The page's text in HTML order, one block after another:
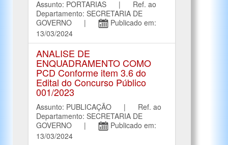
Assunto: PORTARIAS | Ref. ao
Departamento: SECRETARIA DE
GOVERNO |
Publicado em:
13/03/2024
ANALISE DE
ENQUADRAMENTO COMO
PCD Conforme item 3.6 do
Edital do Concurso Público
001/2023
Assunto: PUBLICAÇÃO | Ref. ao
Departamento: SECRETARIA DE
GOVERNO |
Publicado em:
13/03/2024